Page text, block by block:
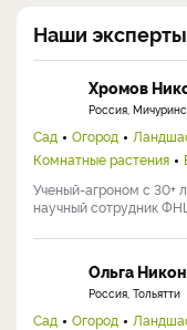
Наши эксперты
Хромов
Россия,
Сад Огород
Комнатные растения
Ученый-агроном с 30+
научный сотрудник
Ольга
Россия, Тольятти
Сад Огород